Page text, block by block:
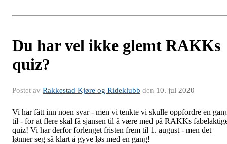
Du har vel ikke glemt RAKKs
quiz?
Postet av Rakkestad Kjøre og Rideklubb den 10. jul 2020
Vi har fått inn noen svar - men vi tenkte vi skulle oppfordre en
til - for at flere skal få sjansen til å være med på RAKKs
quiz! Vi har derfor forlenget fristen frem til 1. august - men det
lønner seg så klart å gyve løs med en gang!